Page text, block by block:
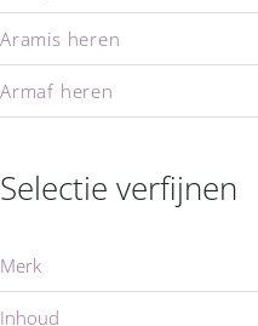
Aramis heren
Armaf heren
Armani heren
Baldessarini heren
Selectie verfijnen
Merk
Inhoud